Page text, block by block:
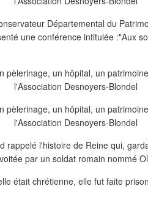
Départemental du
une conférence intitulée :"Aux
rappelé l'histoire de Reine qui,
par un soldat romain nommé
était chrétienne, elle fut faite